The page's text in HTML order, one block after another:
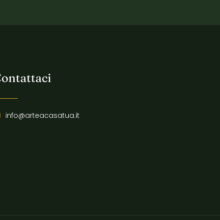
info@arteacasatua.it